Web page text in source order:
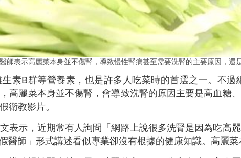
師表示高麗菜本身並不傷腎，導致慢性腎病甚至需要洗腎的主要原因，還
素B群等營養素，也是許多人吃菜時的首選之一。不
高麗菜本身並不傷腎，會導致洗腎的原因主要是高血糖
衛教影片。
表示，近期常有人詢問「網路上說很多洗腎是因為吃高
醫師」形式講述看似專業卻沒有根據的健康知識。高麗菜